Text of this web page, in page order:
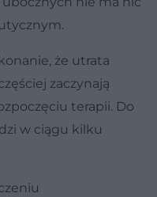
że utrata
zaczynają
terapii. Do
w ciągu kilku